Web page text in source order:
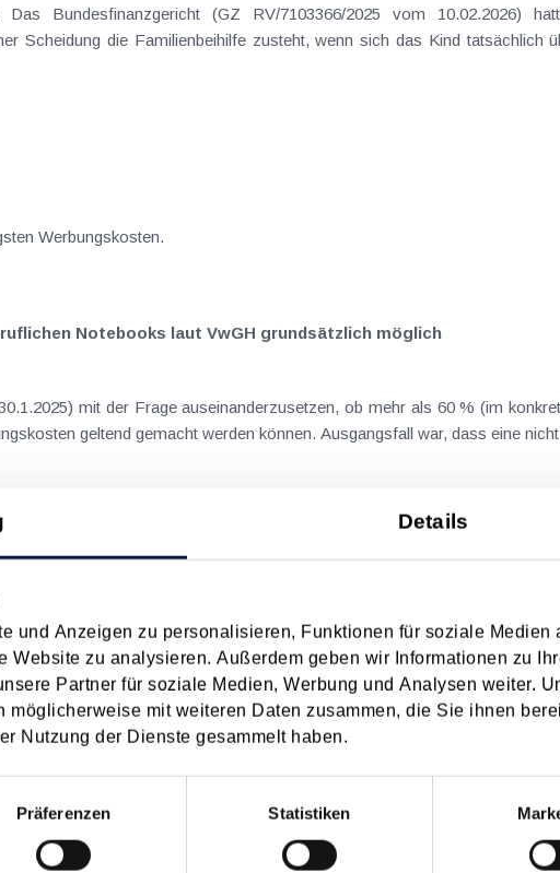
Details
und Anzeigen zu personalisieren, Funktionen für soziale Medien
Website zu analysieren. Außerdem geben wir Informationen zu
Partner für soziale Medien, Werbung und Analysen weiter.
möglicherweise mit weiteren Daten zusammen, die Sie ihnen
Nutzung der Dienste gesammelt haben.
Präferenzen Statistiken
Scheidung die Familienbeihilfe zusteht, wenn sich das Kind tatsächlich
Werbungskosten.
Notebooks laut VwGH grundsätzlich möglich
mit der Frage auseinanderzusetzen, ob mehr als 60 % (im
geltend gemacht werden können. Ausgangsfall war, dass eine
Wohnsitzes zum (Ehe-)Partner?
hatte sich mit der Konstellation auseinanderzusetzen, in welcher
Zeitraum beruflich als Beamtin tätig ist, nach der Eheschließung im
Betriebsausgaben.